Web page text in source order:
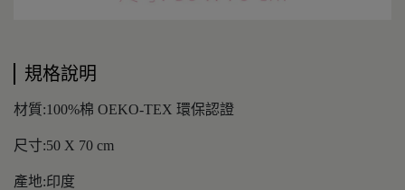
規格說明
材質:100%棉 OEKO-TEX 環保認證
尺寸:50 X 70 cm
產地:印度